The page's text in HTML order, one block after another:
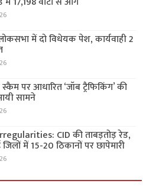
में दो विधेयक पेश, कार्यवाही 2
पर आधारित ‘जॉब ट्रैफिकिंग’ की
सामने
CID की ताबड़तोड़ रेड,
में 15-20 ठिकानों पर छापेमारी